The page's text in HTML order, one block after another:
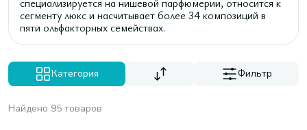
сегменту люкс и насчитывает более 34 композиций в
пяти ольфакторных семействах.
Категория Фильтр
Найдено 95 товаров